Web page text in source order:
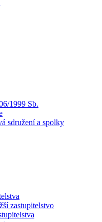
1999 Sb.
sdružení a spolky
zastupitelstvo